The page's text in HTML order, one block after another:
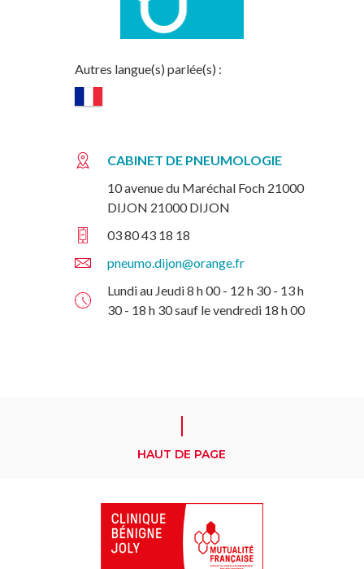
Autres langue(s) parlée(s) :
CABINET DE PNEUMOLOGIE
10 avenue du Maréchal Foch 21000
DIJON 21000 DIJON
03 80 43 18 18
pneumo.dijon@orange.fr
Lundi au Jeudi 8 h 00 - 12 h 30 - 13 h
30 - 18 h 30 sauf le vendredi 18 h 00
HAUT DE PAGE